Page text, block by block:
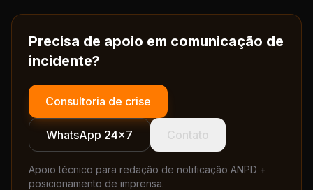
Precisa de apoio em comunicação de
incidente?
Consultoria de crise
WhatsApp 24×7 Contato
Apoio técnico para redação de notificação ANPD +
posicionamento de imprensa.